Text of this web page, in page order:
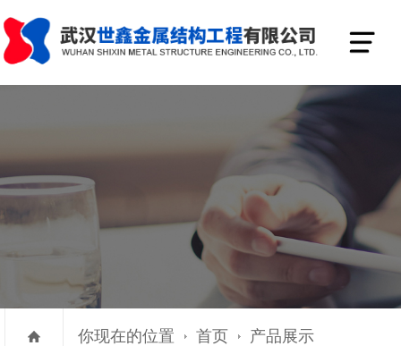
你现在的位置 首页 产品展示